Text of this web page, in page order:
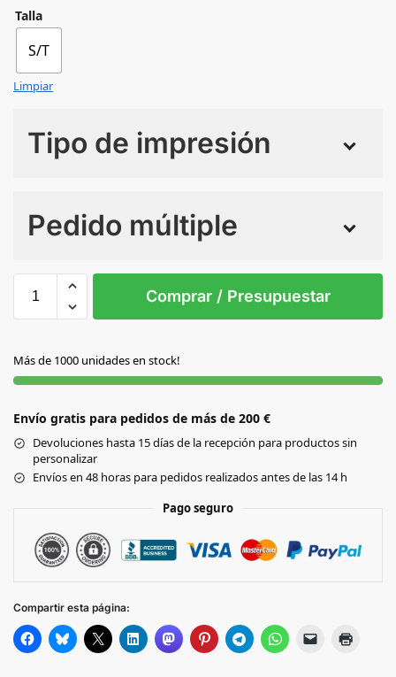
Talla
S/T
Limpiar
Tipo de impresión
Pedido múltiple
S/T
BLANCO
NEGRO
ROJO
Comprar / Presupuestar
Más de 1000 unidades en stock!
Envío gratis para pedidos de más de 200 €
Devoluciones hasta 15 días de la recepción para productos sin
personalizar
Envíos en 48 horas para pedidos realizados antes de las 14 h
Pago seguro
Compartir esta página: